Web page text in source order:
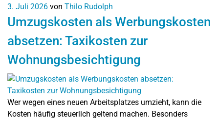
3. Juli 2026 von Thilo Rudolph
Umzugskosten als Werbungskosten
absetzen: Taxikosten zur
Wohnungsbesichtigung
Wer wegen eines neuen Arbeitsplatzes umzieht, kann die
Kosten häufig steuerlich geltend machen. Besonders